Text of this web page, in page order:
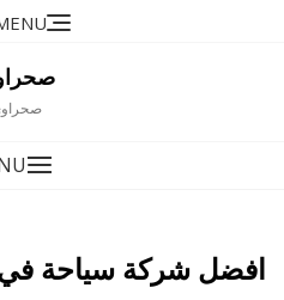
افضل شركة سياحة في